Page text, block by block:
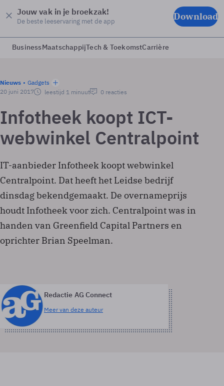
Jouw vak in je broekzak!
De beste leeservaring met de app Download
BusinessMaatschappijTech & ToekomstCarrière
Nieuws
Gadgets
20 juni 2017
leestijd 1 minuut 0 reacties
Infotheek koopt ICT-
webwinkel Centralpoint
IT-aanbieder Infotheek koopt webwinkel
Centralpoint. Dat heeft het Leidse bedrijf
dinsdag bekendgemaakt. De overnameprijs
houdt Infotheek voor zich. Centralpoint was in
handen van Greenfield Capital Partners en
oprichter Brian Speelman.
Redactie AG Connect
Meer van deze auteur